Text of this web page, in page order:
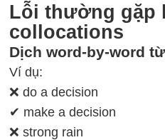
Lỗi thường gặp
collocations
Dịch word-by-word
Ví dụ:
❌ do a decision
✔ make a decision
❌ strong rain